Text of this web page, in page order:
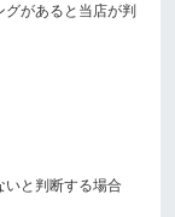
があると当店が判
いと判断する場合